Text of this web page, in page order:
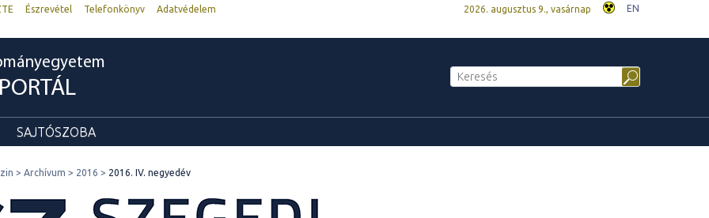
Észrevétel Telefonkönyv
Adatvédelem
2026. augusztus 9., vasárnap EN
SAJTÓSZOBA
Archívum 2016 2016. IV. negyedév